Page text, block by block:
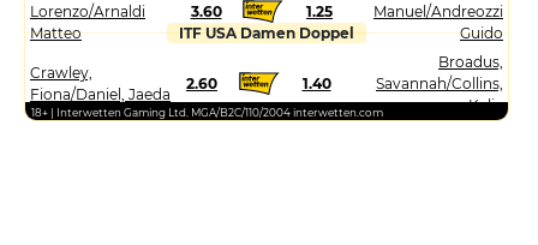
Lorenzo/Arnaldi
Matteo
3.60 1.25
Manuel/Andreozzi
Guido
ITF USA Damen Doppel
Crawley,
Fiona/Daniel, Jaeda
2.60 1.40
Broadus,
Savannah/Collins,
Kylie
18+ | Interwetten Gaming Ltd. MGA/B2C/110/2004 interwetten.com